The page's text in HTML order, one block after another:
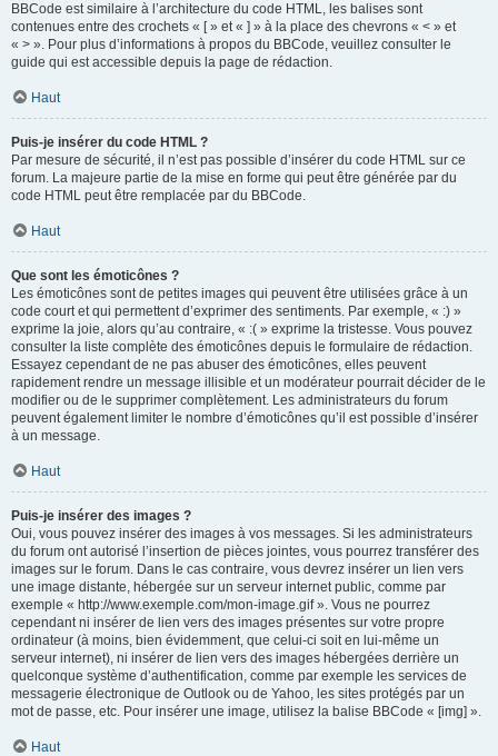
BBCode est similaire à l’architecture du code HTML, les balises sont
contenues entre des crochets « [ » et « ] » à la place des chevrons « < » et
« > ». Pour plus d’informations à propos du BBCode, veuillez consulter le
guide qui est accessible depuis la page de rédaction.
Haut
Puis-je insérer du code HTML ?
Par mesure de sécurité, il n’est pas possible d’insérer du code HTML sur ce
forum. La majeure partie de la mise en forme qui peut être générée par du
code HTML peut être remplacée par du BBCode.
Haut
Que sont les émoticônes ?
Les émoticônes sont de petites images qui peuvent être utilisées grâce à un
code court et qui permettent d’exprimer des sentiments. Par exemple, « :) »
exprime la joie, alors qu’au contraire, « :( » exprime la tristesse. Vous pouvez
consulter la liste complète des émoticônes depuis le formulaire de rédaction.
Essayez cependant de ne pas abuser des émoticônes, elles peuvent
rapidement rendre un message illisible et un modérateur pourrait décider de le
modifier ou de le supprimer complètement. Les administrateurs du forum
peuvent également limiter le nombre d’émoticônes qu’il est possible d’insérer
à un message.
Haut
Puis-je insérer des images ?
Oui, vous pouvez insérer des images à vos messages. Si les administrateurs
du forum ont autorisé l’insertion de pièces jointes, vous pourrez transférer des
images sur le forum. Dans le cas contraire, vous devrez insérer un lien vers
une image distante, hébergée sur un serveur internet public, comme par
exemple « http://www.exemple.com/mon-image.gif ». Vous ne pourrez
cependant ni insérer de lien vers des images présentes sur votre propre
ordinateur (à moins, bien évidemment, que celui-ci soit en lui-même un
serveur internet), ni insérer de lien vers des images hébergées derrière un
quelconque système d’authentification, comme par exemple les services de
messagerie électronique de Outlook ou de Yahoo, les sites protégés par un
mot de passe, etc. Pour insérer une image, utilisez la balise BBCode « [img] ».
Haut